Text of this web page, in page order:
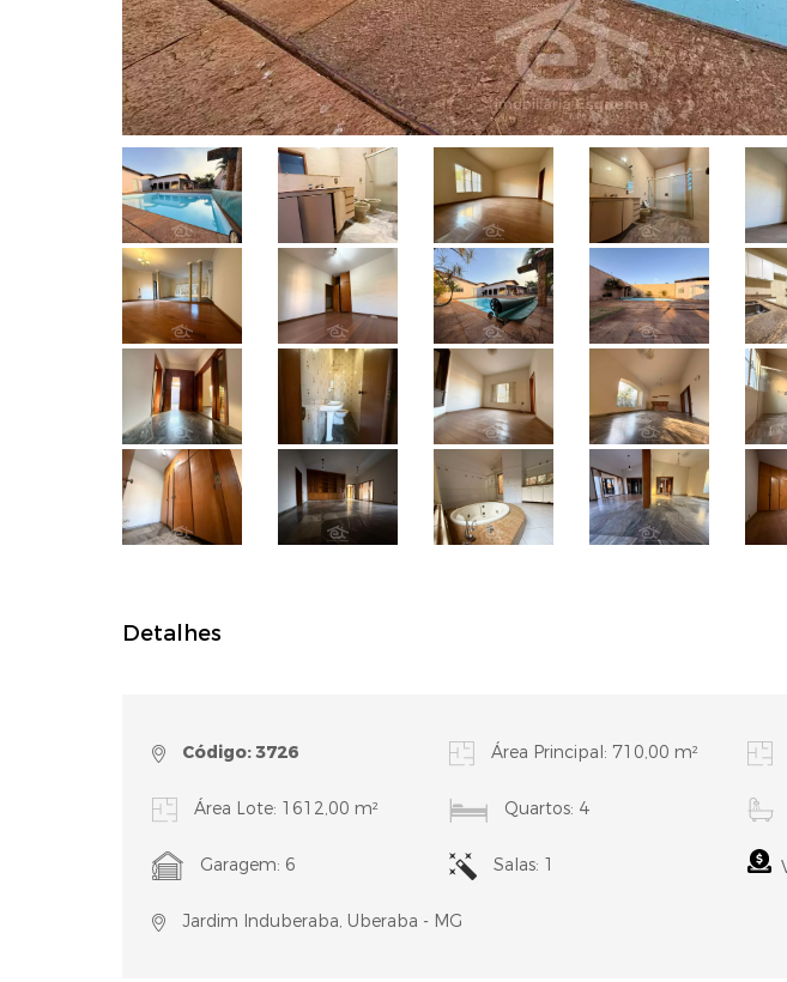
Detalhes
Código: 3726 Área Principal: 710,00 m²
Área Lote: 1612,00 m² Quartos: 4
Garagem: 6 Salas: 1
Jardim Induberaba, Uberaba - MG